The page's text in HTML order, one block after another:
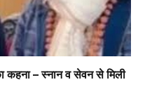
कहना – स्नान व सेवन से मिली